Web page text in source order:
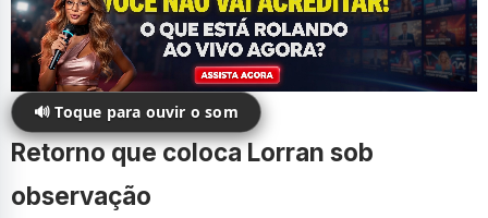
🔊 Toque para ouvir o som
Retorno que coloca Lorran sob
observação